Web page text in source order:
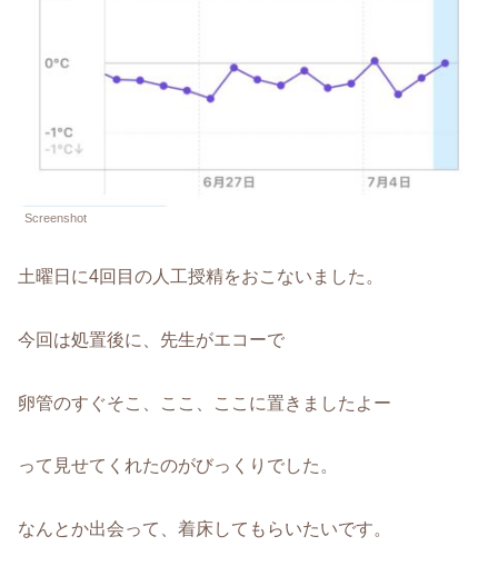
Screenshot
土曜日に4回目の人工授精をおこないました。
今回は処置後に、先生がエコーで
卵管のすぐそこ、ここ、ここに置きましたよー
って見せてくれたのがびっくりでした。
なんとか出会って、着床してもらいたいです。